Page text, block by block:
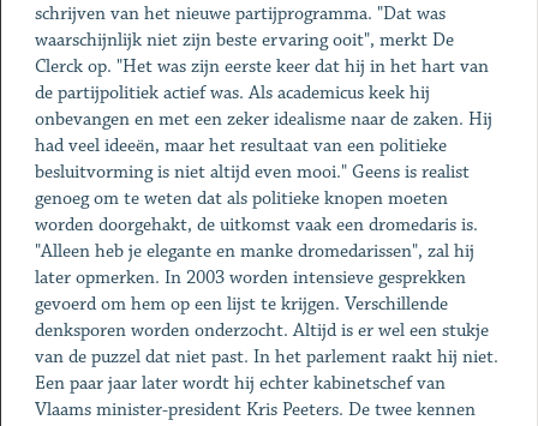
schrijven van het nieuwe partijprogramma. "Dat was
waarschijnlijk niet zijn beste ervaring ooit", merkt De
Clerck op. "Het was zijn eerste keer dat hij in het hart van
de partijpolitiek actief was. Als academicus keek hij
onbevangen en met een zeker idealisme naar de zaken. Hij
had veel ideeën, maar het resultaat van een politieke
besluitvorming is niet altijd even mooi." Geens is realist
genoeg om te weten dat als politieke knopen moeten
worden doorgehakt, de uitkomst vaak een dromedaris is.
"Alleen heb je elegante en manke dromedarissen", zal hij
later opmerken. In 2003 worden intensieve gesprekken
gevoerd om hem op een lijst te krijgen. Verschillende
denksporen worden onderzocht. Altijd is er wel een stukje
van de puzzel dat niet past. In het parlement raakt hij niet.
Een paar jaar later wordt hij echter kabinetschef van
Vlaams minister-president Kris Peeters. De twee kennen